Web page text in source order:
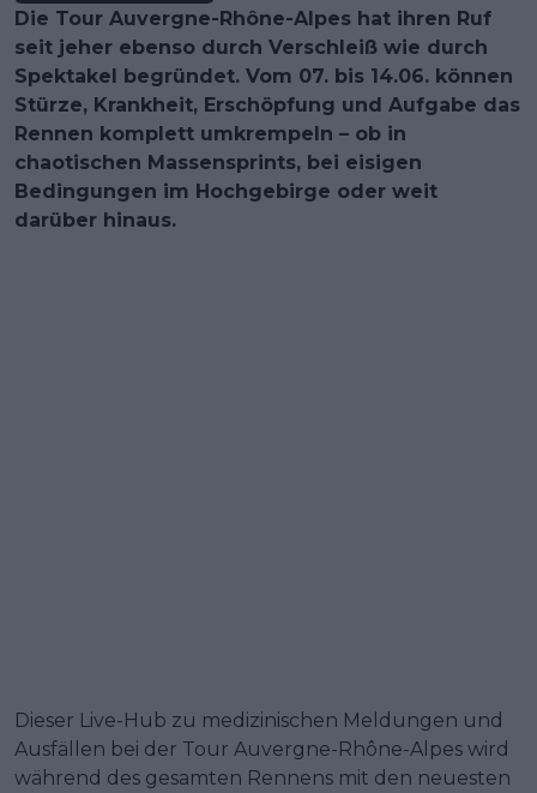
Die Tour Auvergne-Rhône-Alpes hat ihren Ruf
seit jeher ebenso durch Verschleiß wie durch
Spektakel begründet. Vom 07. bis 14.06. können
Stürze, Krankheit, Erschöpfung und Aufgabe das
Rennen komplett umkrempeln – ob in
chaotischen Massensprints, bei eisigen
Bedingungen im Hochgebirge oder weit
darüber hinaus.
Dieser Live-Hub zu medizinischen Meldungen und
Ausfällen bei der Tour Auvergne-Rhône-Alpes wird
während des gesamten Rennens mit den neuesten